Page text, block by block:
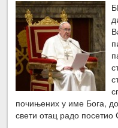
почињених у име Бога,
свети отац радо посетио